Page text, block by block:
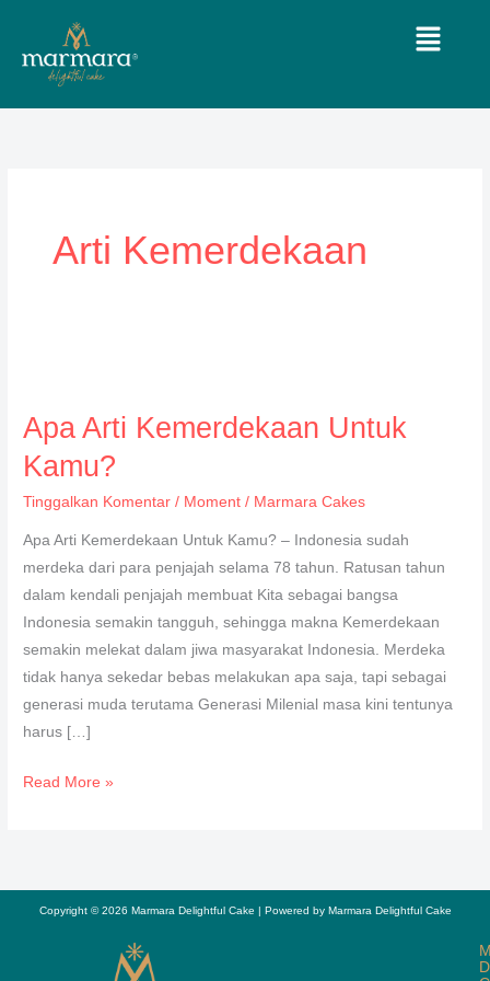
konten
Menu
Arti Kemerdekaan
Apa Arti Kemerdekaan Untuk
Kamu?
Tinggalkan Komentar / Moment / Marmara Cakes
Apa Arti Kemerdekaan Untuk Kamu? – Indonesia sudah
merdeka dari para penjajah selama 78 tahun. Ratusan tahun
dalam kendali penjajah membuat Kita sebagai bangsa
Indonesia semakin tangguh, sehingga makna Kemerdekaan
semakin melekat dalam jiwa masyarakat Indonesia. Merdeka
tidak hanya sekedar bebas melakukan apa saja, tapi sebagai
generasi muda terutama Generasi Milenial masa kini tentunya
harus […]
Kemerdekaan
Untuk
Kamu?
Read More »
Copyright © 2026 Marmara Delightful Cake | Powered by Marmara Delightful Cake